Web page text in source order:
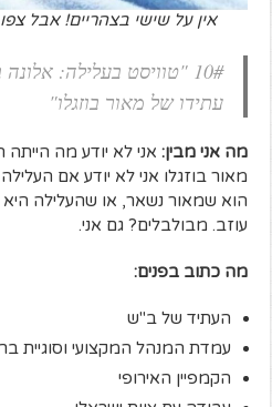
אין על שישי בצהריים! אבל
10# "טוויסט בעלילה:
עתידו של מאור בוזגלו"
מה אני מבין: אני לא יודע מה
מאור בוזגלו אני לא יודע אם
הוא שמאור נשאר, או שהעלילה
עוזב. מבולבלים? גם אני.
מה כתוב בפנים:
העתיד של ב"ש
עמדת המנהל המקצועי וסוגיית
הקמפיין האירופי